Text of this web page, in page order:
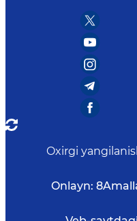
Oxirgi
Onlayn: 8